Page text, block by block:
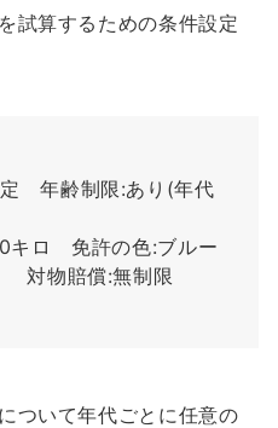
試算するための条件設定
年齢制限:あり(年代
キロ 免許の色:ブルー
物賠償:無制限
ついて年代ごとに任意の